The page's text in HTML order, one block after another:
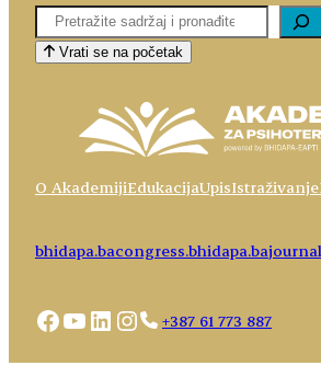
Pretaga
Vrati se na početak
O AkademijiEdukacijaUpisIstraživanje
bhidapa.bacongress.bhidapa.ba
Facebook
YouTube
LinkedIn
Instagram
+387 61 773 887